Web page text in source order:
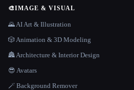
🎨IMAGE & VISUAL
🌄 AI Art & Illustration
🎲 Animation & 3D Modeling
🏯 Architecture & Interior Design
😎 Avatars
🪄 Background Remover